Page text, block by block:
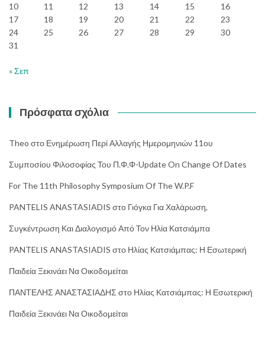
10
11 12 13 14 15
16
17
18 19 20 21 22
23
24
25 26 27 28 29
30
31
« Σεπ
Πρόσφατα σχόλια
Theo στο Ενημέρωση Περί Αλλαγής Ημερομηνιών 11ου
Συμποσίου Φιλοσοφίας Του Π.Φ.Φ-Update On Change Of Dates
For The 11th Philosophy Symposium Of The W.P.F
PANTELIS ANASTASIADIS στο Γιόγκα Για Χαλάρωση,
Συγκέντρωση Και Διαλογισμό Από Τον Ηλία Κατσιάμπα
PANTELIS ANASTASIADIS στο Ηλίας Κατσιάμπας: Η Εσωτερική
Παιδεία Ξεκινάει Να Οικοδομείται
ΠΑΝΤΕΛΗΣ ΑΝΑΣΤΑΣΙΑΔΗΣ στο Ηλίας Κατσιάμπας: Η Εσωτερική
Παιδεία Ξεκινάει Να Οικοδομείται